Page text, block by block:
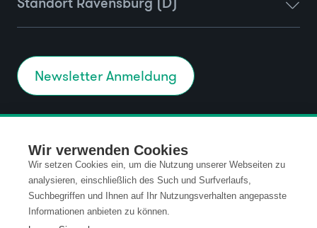
Wir verwenden Cookies
Wir setzen Cookies ein, um die Nutzung unserer Webseiten zu
analysieren, einschließlich des Such und Surfverlaufs,
Suchbegriffen und Ihnen auf Ihr Nutzungsverhalten angepasste
Informationen anbieten zu können.
Standort Ravensburg (D)
Newsletter Anmeldung
Kontakt
Impressum
AGB
Datenschutz
Code of Conduct